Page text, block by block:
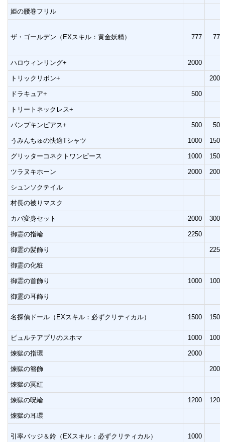
姫の腰巻フリル
ザ・ゴールデン（EXスキル：黄金妖精） 777 777
ハロウィンリング+ 2000
トリックリボン+ 2000
ドラキュア+ 500
トリートネックレス+
パンプキンピアス+ 500 500
うみんちゅの快適Tシャツ 1000 1500
グリッターコネクトワンピース 1000 1500
ツラヌキホーン 2000 2000
シュンソクテイル
村長の被りマスク
カバ変身セット -2000 3000
御霊の指輪 2250
御霊の髪飾り 2250
御霊の化粧
御霊の首飾り 1000 1000
御霊の耳飾り
名探偵ドール（EXスキル：必ずクリティカル） 1500 1500
ピュルテアプリのスホマ 1000 1000
煉獄の指環 2000
煉獄の簪飾 2000
煉獄の冥紅
煉獄の呪輪 1200 1200
煉獄の耳環
引率バッジ＆鈴（EXスキル：必ずクリティカル） 1000